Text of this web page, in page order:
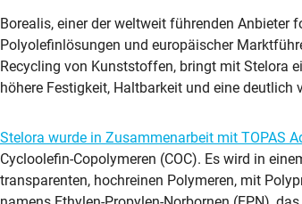
Borealis, einer der weltweit führenden
Polyolefinlösungen und europäischer
Recycling von Kunststoffen, bringt mit Stelora
höhere Festigkeit, Haltbarkeit und eine deutlich
Stelora wurde in Zusammenarbeit mit TOPAS
Cycloolefin-Copolymeren (COC). Es wird in
transparenten, hochreinen Polymeren, mit